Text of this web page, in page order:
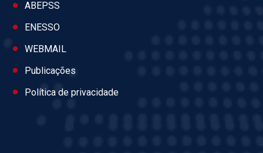
ABEPSS
ENESSO
WEBMAIL
Publicações
Política de privacidade